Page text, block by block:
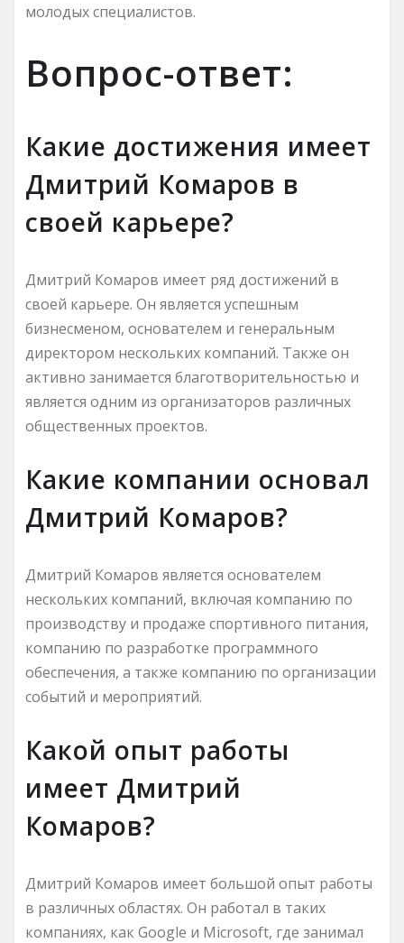
молодых специалистов.
Вопрос-ответ:
Какие достижения имеет
Дмитрий Комаров в
своей карьере?
Дмитрий Комаров имеет ряд достижений в
своей карьере. Он является успешным
бизнесменом, основателем и генеральным
директором нескольких компаний. Также он
активно занимается благотворительностью и
является одним из организаторов различных
общественных проектов.
Какие компании основал
Дмитрий Комаров?
Дмитрий Комаров является основателем
нескольких компаний, включая компанию по
производству и продаже спортивного питания,
компанию по разработке программного
обеспечения, а также компанию по организации
событий и мероприятий.
Какой опыт работы
имеет Дмитрий
Комаров?
Дмитрий Комаров имеет большой опыт работы
в различных областях. Он работал в таких
компаниях, как Google и Microsoft, где занимал